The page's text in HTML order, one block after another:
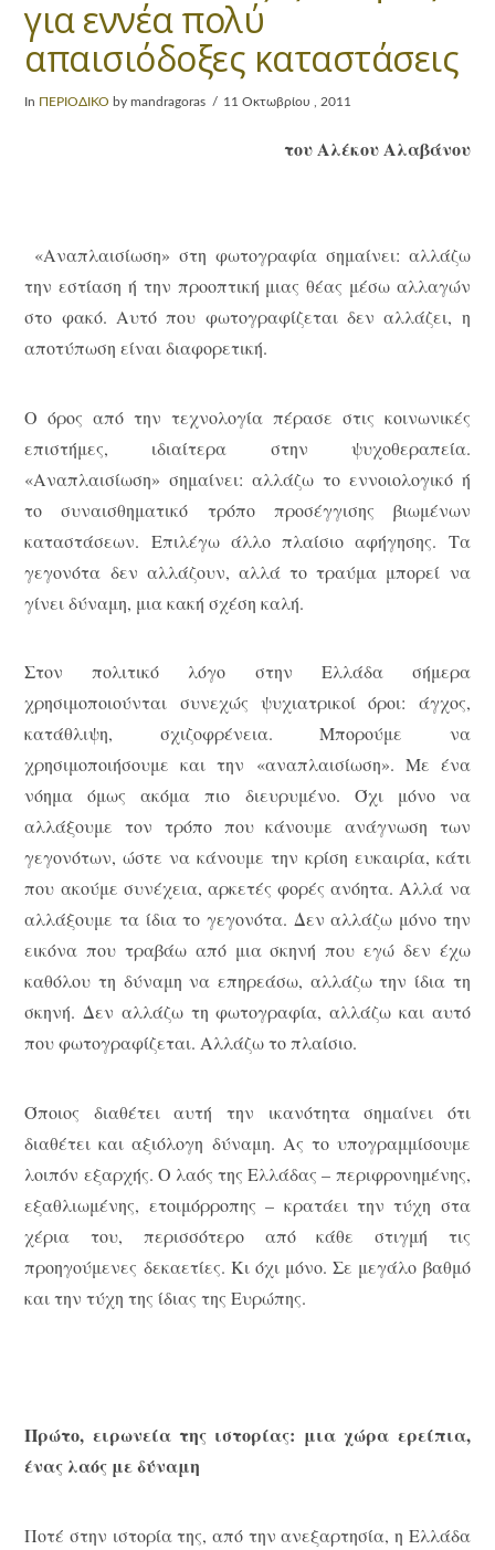
για εννέα πολύ
απαισιόδοξες καταστάσεις
In ΠΕΡΙΟΔΙΚΟ by mandragoras 11 Οκτωβρίου , 2011
του Αλέκου Αλαβάνου
«Αναπλαισίωση» στη φωτογραφία σημαίνει: αλλάζω
την εστίαση ή την προοπτική μιας θέας μέσω αλλαγών
στο φακό. Αυτό που φωτογραφίζεται δεν αλλάζει, η
αποτύπωση είναι διαφορετική.
Ο όρος από την τεχνολογία πέρασε στις κοινωνικές
επιστήμες, ιδιαίτερα στην ψυχοθεραπεία.
«Αναπλαισίωση» σημαίνει: αλλάζω το εννοιολογικό ή
το συναισθηματικό τρόπο προσέγγισης βιωμένων
καταστάσεων. Επιλέγω άλλο πλαίσιο αφήγησης. Τα
γεγονότα δεν αλλάζουν, αλλά το τραύμα μπορεί να
γίνει δύναμη, μια κακή σχέση καλή.
Στον πολιτικό λόγο στην Ελλάδα σήμερα
χρησιμοποιούνται συνεχώς ψυχιατρικοί όροι: άγχος,
κατάθλιψη, σχιζοφρένεια. Μπορούμε να
χρησιμοποιήσουμε και την «αναπλαισίωση». Με ένα
νόημα όμως ακόμα πιο διευρυμένο. Όχι μόνο να
αλλάξουμε τον τρόπο που κάνουμε ανάγνωση των
γεγονότων, ώστε να κάνουμε την κρίση ευκαιρία, κάτι
που ακούμε συνέχεια, αρκετές φορές ανόητα. Αλλά να
αλλάξουμε τα ίδια το γεγονότα. Δεν αλλάζω μόνο την
εικόνα που τραβάω από μια σκηνή που εγώ δεν έχω
καθόλου τη δύναμη να επηρεάσω, αλλάζω την ίδια τη
σκηνή. Δεν αλλάζω τη φωτογραφία, αλλάζω και αυτό
που φωτογραφίζεται. Αλλάζω το πλαίσιο.
Όποιος διαθέτει αυτή την ικανότητα σημαίνει ότι
διαθέτει και αξιόλογη δύναμη. Ας το υπογραμμίσουμε
λοιπόν εξαρχής. Ο λαός της Ελλάδας – περιφρονημένης,
εξαθλιωμένης, ετοιμόρροπης – κρατάει την τύχη στα
χέρια του, περισσότερο από κάθε στιγμή τις
προηγούμενες δεκαετίες. Κι όχι μόνο. Σε μεγάλο βαθμό
και την τύχη της ίδιας της Ευρώπης.
Πρώτο, ειρωνεία της ιστορίας: μια χώρα ερείπια,
ένας λαός με δύναμη
Ποτέ στην ιστορία της, από την ανεξαρτησία, η Ελλάδα